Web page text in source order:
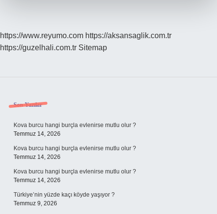
https://www.reyumo.com https://aksansaglik.com.tr
https://guzelhali.com.tr Sitemap
Sidebar
Son Yazılar
Kova burcu hangi burçla evlenirse mutlu olur ?
Temmuz 14, 2026
Kova burcu hangi burçla evlenirse mutlu olur ?
Temmuz 14, 2026
Kova burcu hangi burçla evlenirse mutlu olur ?
Temmuz 14, 2026
Türkiye’nin yüzde kaçı köyde yaşıyor ?
Temmuz 9, 2026